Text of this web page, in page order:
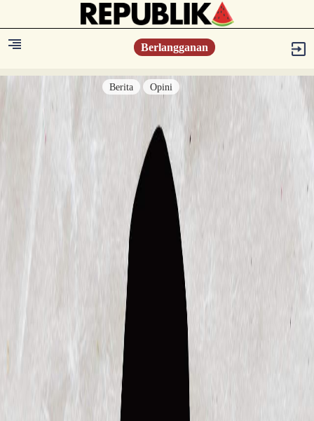
Berlangganan
Berita Opini
Berita
Konsultasi Syariah
Iqtishodia